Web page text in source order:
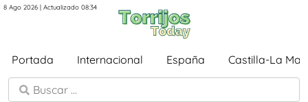
8 Ago 2026 | Actualizado 08:34
Portada Internacional España Castilla-La